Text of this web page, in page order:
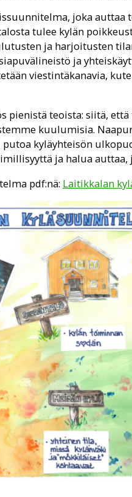
joka
tulee kylän
ja harjoitusten
ja
viestintäkanavia,
pienistä teoista: siitä,
kuulumisia.
putoa kyläyhteisön
ja halua auttaa,
pdf:nä: Laitikkalan